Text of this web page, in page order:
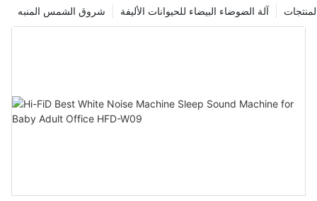
آلة الضوضاء البيضاء للحيوانات الأليفة شروق الشمس المنبه